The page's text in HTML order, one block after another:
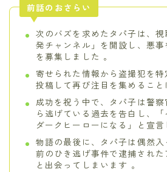
前話のおさらい
次のバズを求めたタパ子は、
発チャンネル」を開設し、悪
を募集しました 。
寄せられた情報から盗撮犯を
投稿して再び注目を集めること
成功を祝う中で、タパ子は警
ら逃げている過去を告白し、
ダークヒーローになる」と宣言
物語の最後に、タパ子は偶然
前のひき逃げ事件で逮捕され
と出会ってしまいます 。